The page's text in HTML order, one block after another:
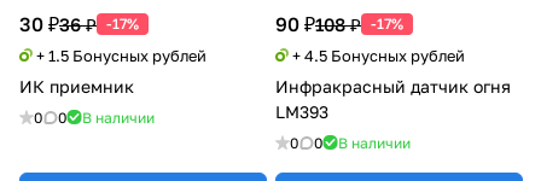
30 ₽36 ₽ -17%
+ 1.5 Бонусных рублей
ИК приемник
0 0 В наличии
90 ₽108 ₽ -17%
+ 4.5 Бонусных рублей
Инфракрасный датчик огня
LM393
0 0 В наличии